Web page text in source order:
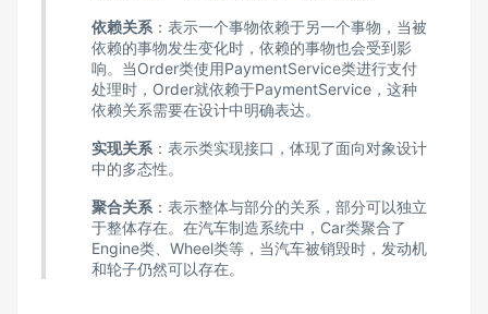
依赖关系：表示一个事物依赖于另一个事物，当被
依赖的事物发生变化时，依赖的事物也会受到影
响。当Order类使用PaymentService类进行支付
处理时，Order就依赖于PaymentService，这种
依赖关系需要在设计中明确表达。
实现关系：表示类实现接口，体现了面向对象设计
中的多态性。
聚合关系：表示整体与部分的关系，部分可以独立
于整体存在。在汽车制造系统中，Car类聚合了
Engine类、Wheel类等，当汽车被销毁时，发动机
和轮子仍然可以存在。